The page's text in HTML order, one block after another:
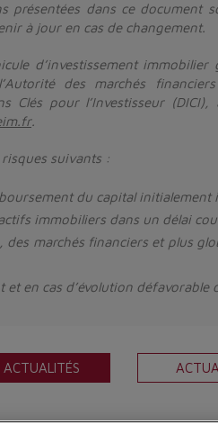
présentées dans ce document
à jour en cas de changement.
d’investissement immobilier
des marchés
Clés pour l’Investisseur
.
suivants :
du capital initialement
immobiliers dans un délai
marchés financiers et plus
et en cas d’évolution défavorable